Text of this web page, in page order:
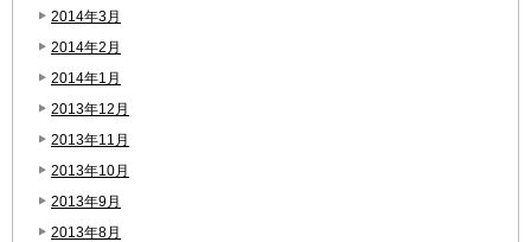
2014年3月
2014年2月
2014年1月
2013年12月
2013年11月
2013年10月
2013年9月
2013年8月